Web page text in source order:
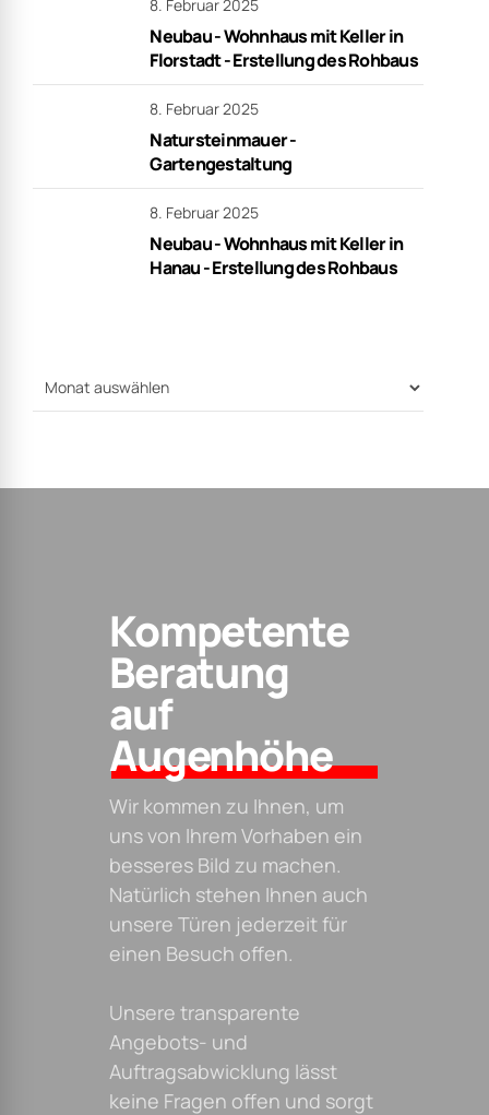
8. Februar 2025
Neubau - Wohnhaus mit Keller in
Florstadt - Erstellung des Rohbaus
8. Februar 2025
Natursteinmauer -
Gartengestaltung
8. Februar 2025
Neubau - Wohnhaus mit Keller in
Hanau - Erstellung des Rohbaus
Kompetente
Beratung
auf
Augenhöhe
Wir kommen zu Ihnen, um
uns von Ihrem Vorhaben ein
besseres Bild zu machen.
Natürlich stehen Ihnen auch
unsere Türen jederzeit für
einen Besuch offen.
Unsere transparente
Angebots- und
Auftragsabwicklung lässt
keine Fragen offen und sorgt